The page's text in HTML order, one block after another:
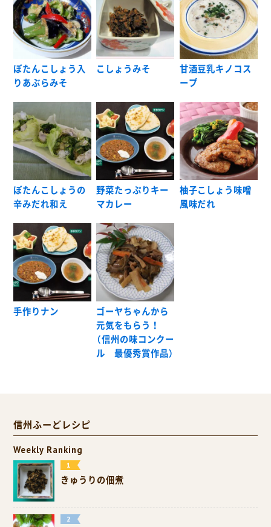
ぼたんこしょう入
りあぶらみそ
こしょうみそ
甘酒豆乳キノコス
ープ
ぼたんこしょうの
辛みだれ和え
野菜たっぷりキー
マカレー
柚子こしょう味噌
風味だれ
手作りナン
ゴーヤちゃんから
元気をもらう！
（信州の味コンクー
ル 最優秀賞作品）
信州ふーどレシピ
Weekly Ranking
きゅうりの佃煮